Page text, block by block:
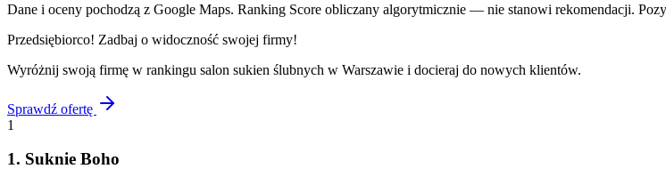
Dane i oceny pochodzą z Google Maps. Ranking Score obliczany algorytmicznie — nie stanowi rekomendacji.
Przedsiębiorco! Zadbaj o widoczność swojej firmy!
Wyróżnij swoją firmę w rankingu salon sukien ślubnych w Warszawie i docieraj do nowych klientów.
Sprawdź ofertę
1
1. Suknie Boho